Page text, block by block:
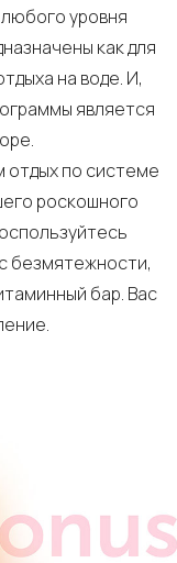
уровня
как для
на воде. И,
является
по системе
роскошного
безмятежности,
бар. Вас